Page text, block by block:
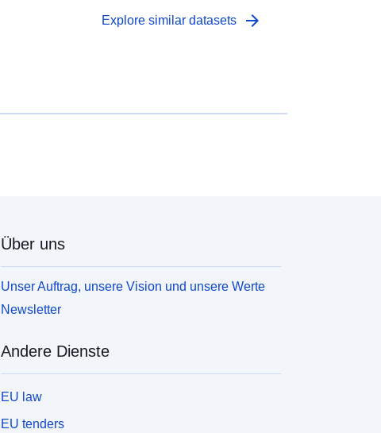
Explore similar datasets arrow_forward
Über uns
Unser Auftrag, unsere Vision und unsere Werte
Newsletter
Andere Dienste
EU law
EU tenders